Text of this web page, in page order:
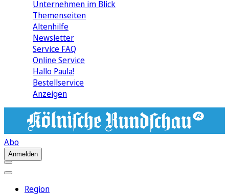
Unternehmen im Blick
Themenseiten
Altenhilfe
Newsletter
Service FAQ
Online Service
Hallo Paula!
Bestellservice
Anzeigen
Abo
Anmelden
Region